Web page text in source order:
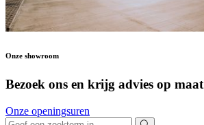
Onze showroom
Bezoek ons en krijg advies op maat
Onze openingsuren